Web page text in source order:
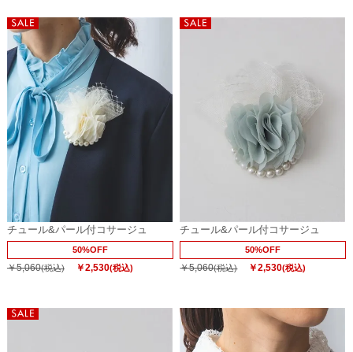
チュール&パール付コサージュ
50%OFF
￥5,060(税込) ￥2,530(税込)
チュール&パール付コサージュ
50%OFF
￥5,060(税込) ￥2,530(税込)